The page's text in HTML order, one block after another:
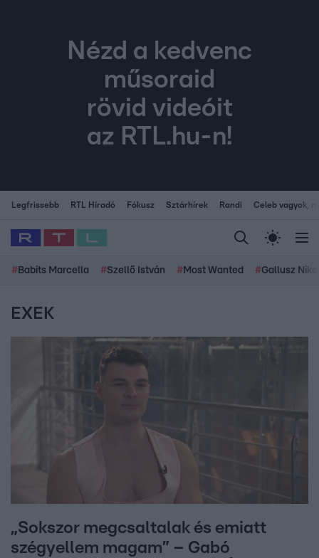
Nézd a kedvenc
műsoraid
rövid videóit
az RTL.hu-n!
Legfrissebb RTL Híradó Fókusz Sztárhírek Randi Celeb vagyok,
# Babits Marcella #Szellő István # Most Wanted #Gallusz
EXEK
„Sokszor megcsaltalak és emiatt
szégyellem magam” – Gabó